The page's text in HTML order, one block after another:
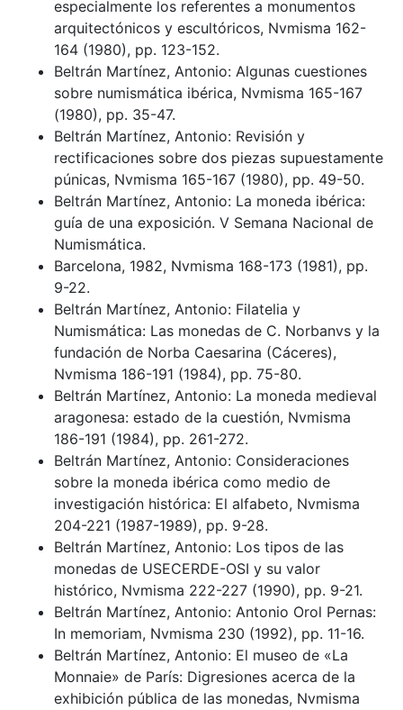
especialmente los referentes a monumentos
arquitectónicos y escultóricos, Nvmisma 162-
164 (1980), pp. 123-152.
Beltrán Martínez, Antonio: Algunas cuestiones
sobre numismática ibérica, Nvmisma 165-167
(1980), pp. 35-47.
Beltrán Martínez, Antonio: Revisión y
rectificaciones sobre dos piezas supuestamente
púnicas, Nvmisma 165-167 (1980), pp. 49-50.
Beltrán Martínez, Antonio: La moneda ibérica:
guía de una exposición. V Semana Nacional de
Numismática.
Barcelona, 1982, Nvmisma 168-173 (1981), pp.
9-22.
Beltrán Martínez, Antonio: Filatelia y
Numismática: Las monedas de C. Norbanvs y la
fundación de Norba Caesarina (Cáceres),
Nvmisma 186-191 (1984), pp. 75-80.
Beltrán Martínez, Antonio: La moneda medieval
aragonesa: estado de la cuestión, Nvmisma
186-191 (1984), pp. 261-272.
Beltrán Martínez, Antonio: Consideraciones
sobre la moneda ibérica como medio de
investigación histórica: El alfabeto, Nvmisma
204-221 (1987-1989), pp. 9-28.
Beltrán Martínez, Antonio: Los tipos de las
monedas de USECERDE-OSI y su valor
histórico, Nvmisma 222-227 (1990), pp. 9-21.
Beltrán Martínez, Antonio: Antonio Orol Pernas:
In memoriam, Nvmisma 230 (1992), pp. 11-16.
Beltrán Martínez, Antonio: El museo de «La
Monnaie» de París: Digresiones acerca de la
exhibición pública de las monedas, Nvmisma